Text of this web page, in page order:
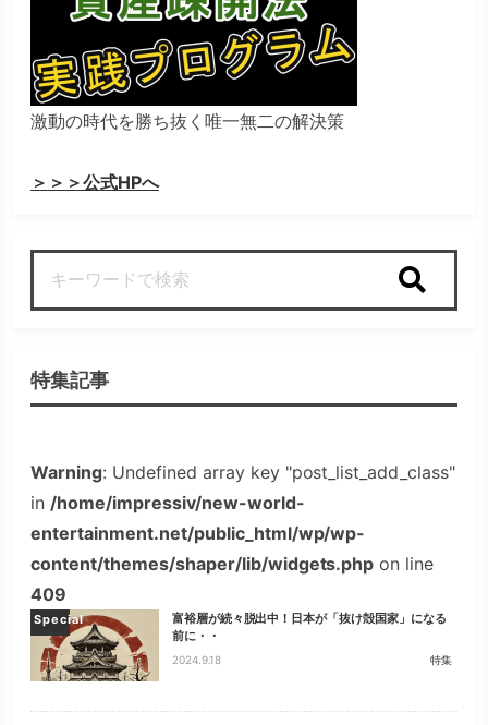
激動の時代を勝ち抜く唯一無二の解決策
＞＞＞公式HPへ
特集記事
Warning: Undefined array key "post_list_add_class"
in /home/impressiv/new-world-
entertainment.net/public_html/wp/wp-
content/themes/shaper/lib/widgets.php on line
409
Special
富裕層が続々脱出中！日本が「抜け殻国家」になる
前に・・
2024.9.18 特集